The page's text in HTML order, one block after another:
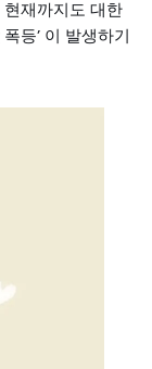
재까지도 대한
등’ 이 발생하기